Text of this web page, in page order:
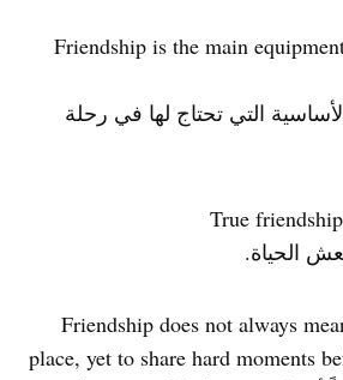
!Friendship is the main
التي تحتاج لها في رحلة
الحياة.
.Friendship does not always
place, yet to share hard moments